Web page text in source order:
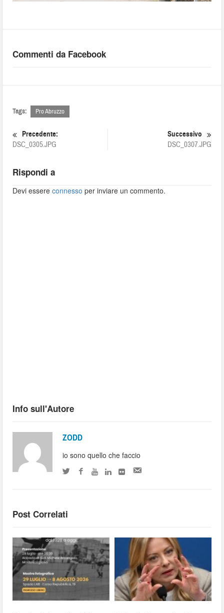
Commenti da Facebook
Tags: Pro Abruzzo
Precedente:
DSC_0305.JPG
Successivo
DSC_0307.JPG
Rispondi a
Devi essereconnesso per inviare un commento.
Info sull'Autore
ZODD
io sono quello che faccio
Post Correlati